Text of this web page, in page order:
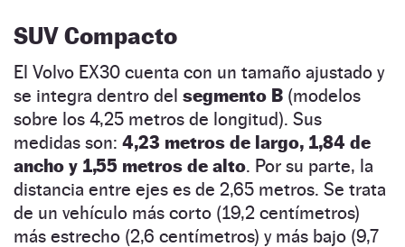
SUV Compacto
El Volvo EX30 cuenta con un tamaño ajustado y
se integra dentro del segmento B (modelos
sobre los 4,25 metros de longitud). Sus
medidas son: 4,23 metros de largo, 1,84 de
ancho y 1,55 metros de alto. Por su parte, la
distancia entre ejes es de 2,65 metros. Se trata
de un vehículo más corto (19,2 centímetros)
más estrecho (2,6 centímetros) y más bajo (9,7